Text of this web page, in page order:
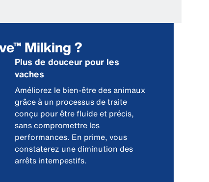
Milking ?
Plus de douceur pour les
vaches
Améliorez le bien-être des animaux
grâce à un processus de traite
conçu pour être fluide et précis,
sans compromettre les
performances. En prime, vous
constaterez une diminution des
arrêts intempestifs.